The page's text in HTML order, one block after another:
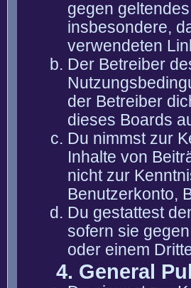
gegen
insbesondere,
verwendeten
Der Betreiber
der Betreiber
dieses Boards
Du nimmst zur
Inhalte von
nicht zur
Benutzerkonto,
Du gestattest
sofern sie
oder einem
4. General